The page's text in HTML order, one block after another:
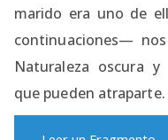
marido era uno de
continuaciones—
Naturaleza oscura y
que pueden atraparte.